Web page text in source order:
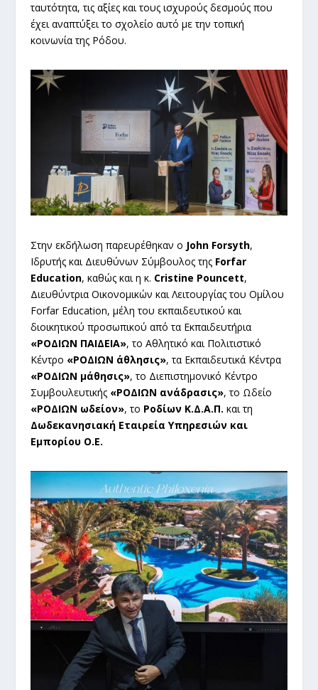
ταυτότητα, τις αξίες και τους ισχυρούς δεσμούς που
έχει αναπτύξει το σχολείο αυτό με την τοπική
κοινωνία της Ρόδου.
Στην εκδήλωση παρευρέθηκαν ο John Forsyth,
Ιδρυτής και Διευθύνων Σύμβουλος της Forfar
Education, καθώς και η κ. Cristine Pouncett,
Διευθύντρια Οικονομικών και Λειτουργίας του Ομίλου
Forfar Education, μέλη του εκπαιδευτικού και
διοικητικού προσωπικού από τα Εκπαιδευτήρια
«ΡΟΔΙΩΝ ΠΑΙΔΕΙΑ», το Αθλητικό και Πολιτιστικό
Κέντρο «ΡΟΔΙΩΝ άθλησις», τα Εκπαιδευτικά Κέντρα
«ΡΟΔΙΩΝ μάθησις», το Διεπιστημονικό Κέντρο
Συμβουλευτικής «ΡΟΔΙΩΝ ανάδρασις», το Ωδείο
«ΡΟΔΙΩΝ ωδείον», το Ροδίων Κ.Δ.Α.Π. και τη
Δωδεκανησιακή Εταιρεία Υπηρεσιών και
Εμπορίου Ο.Ε.